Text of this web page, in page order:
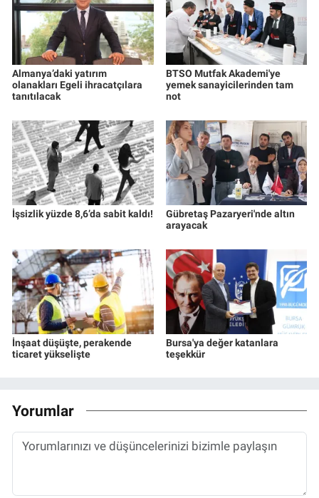
Almanya’daki yatırım
olanakları Egeli ihracatçılara
tanıtılacak
BTSO Mutfak Akademi'ye
yemek sanayicilerinden tam
not
İşsizlik yüzde 8,6’da sabit kaldı!
Gübretaş Pazaryeri'nde altın
arayacak
İnşaat düşüşte, perakende
ticaret yükselişte
Bursa'ya değer katanlara
teşekkür
Yorumlar